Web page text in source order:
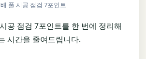
풀 시공 점검 7포인트
공 점검 7포인트를 한 번에 정리해
시간을 줄여드립니다.